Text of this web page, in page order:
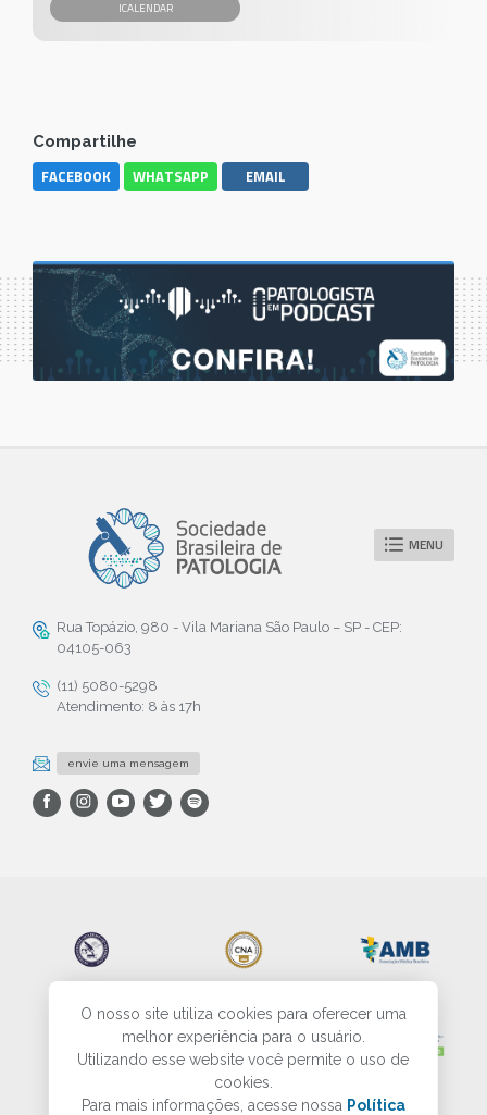
O nosso site utiliza cookies para oferecer uma
melhor experiência para o usuário.
Utilizando esse website você permite o uso de
cookies.
Para mais informações, acesse nossa Política
Compartilhe
FACEBOOK WHATSAPP EMAIL
MENU
Rua Topázio, 980 - Vila Mariana São Paulo – SP - CEP:
04105-063
(11) 5080-5298
Atendimento: 8 às 17h
envie uma mensagem